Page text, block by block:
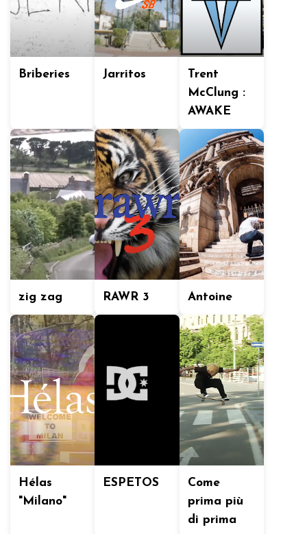
Briberies Jarritos
Trent
McClung :
AWAKE
zig zag RAWR 3 Antoine
Hélas
"Milano"
ESPETOS
Come
prima più
di prima